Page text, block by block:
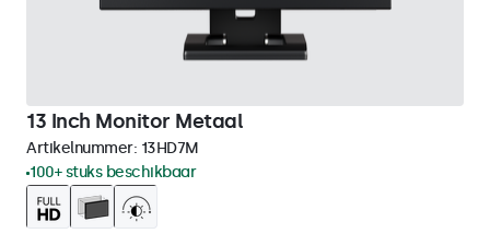
13 Inch Monitor Metaal
Artikelnummer: 13HD7M
100+ stuks beschikbaar